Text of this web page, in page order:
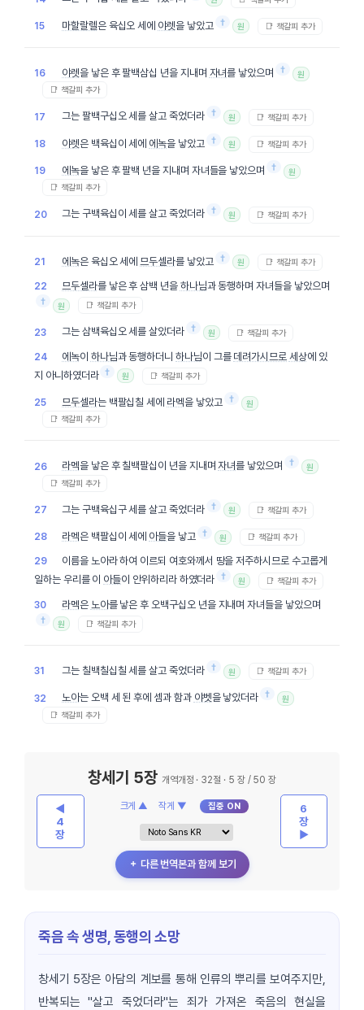
15 마할랄렐은 육십오 세에 야렛을 낳았고 † 원 📑 책갈피 추가
16 야렛을 낳은 후 팔백삼십 년을 지내며 자녀를 낳았으며 † 원
📑 책갈피 추가
17 그는 팔백구십오 세를 살고 죽었더라 † 원 📑 책갈피 추가
18 야렛은 백육십이 세에 에녹을 낳았고 † 원 📑 책갈피 추가
19 에녹을 낳은 후 팔백 년을 지내며 자녀들을 낳았으며 † 원
📑 책갈피 추가
20 그는 구백육십이 세를 살고 죽었더라 † 원 📑 책갈피 추가
21 에녹은 육십오 세에 므두셀라를 낳았고 † 원 📑 책갈피 추가
22 므두셀라를 낳은 후 삼백 년을 하나님과 동행하며 자녀들을 낳았으며
†
원 📑 책갈피 추가
23 그는 삼백육십오 세를 살았더라 † 원 📑 책갈피 추가
24 에녹이 하나님과 동행하더니 하나님이 그를 데려가시므로 세상에 있
지 아니하였더라 † 원 📑 책갈피 추가
25 므두셀라는 백팔십칠 세에 라멕을 낳았고 † 원
📑 책갈피 추가
26 라멕을 낳은 후 칠백팔십이 년을 지내며자녀를 낳았으며 † 원
📑 책갈피 추가
27 그는 구백육십구 세를 살고 죽었더라 † 원 📑 책갈피 추가
28 라멕은 백팔십이 세에 아들을 낳고 † 원 📑 책갈피 추가
29
이름을 노아라 하여 이르되 여호와께서 땅을 저주하시므로 수고롭게
일하는 우리를 이 아들이 안위하리라 하였더라 † 원 📑 책갈피 추가
30 라멕은 노아를 낳은 후 오백구십오 년을 지내며 자녀들을 낳았으며
†
원 📑 책갈피 추가
31 그는 칠백칠십칠 세를 살고 죽었더라 † 원 📑 책갈피 추가
32 노아는 오백 세 된 후에 셈과 함과 야벳을 낳았더라 † 원
📑 책갈피 추가
◀
4
장
창세기 5장 개역개정 · 32절 · 5 장 / 50 장
크게 ▲ 작게 ▼ 집중 ON
＋ 다른 번역본과 함께 보기
6
장
▶
죽음 속 생명, 동행의 소망
창세기 5장은 아담의 계보를 통해 인류의 뿌리를 보여주지만,
반복되는 "살고 죽었더라"는 죄가 가져온 죽음의 현실을